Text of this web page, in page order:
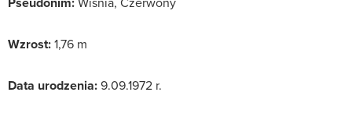
Wzrost:1,76 m
Data urodzenia:9.09.1972 r.